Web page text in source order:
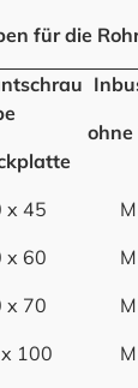
für die
x 45
x 60
x 70
100